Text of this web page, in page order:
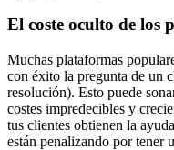
El coste oculto de los
Muchas plataformas
con éxito la pregunta de un
resolución). Esto puede
costes impredecibles y
tus clientes obtienen la
están penalizando por tener